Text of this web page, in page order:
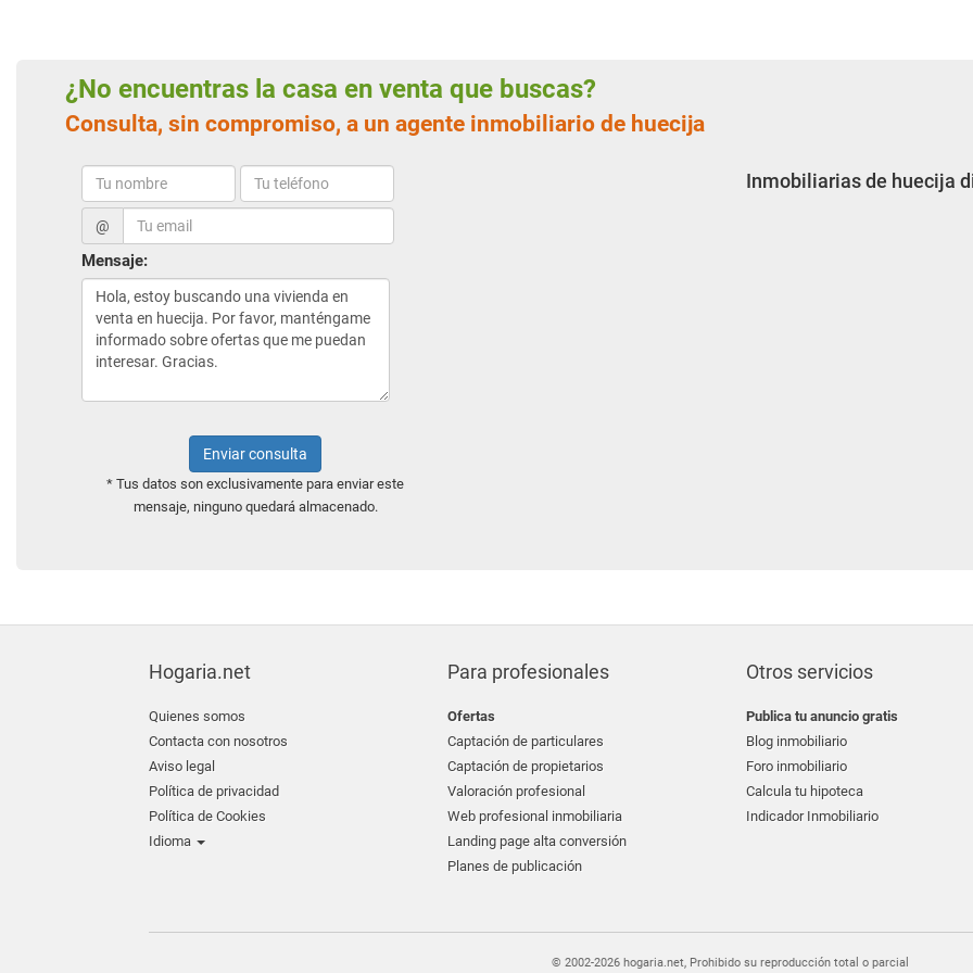
¿No encuentras la casa en venta que buscas?
Consulta, sin compromiso, a un agente inmobiliario de huecija
@
Mensaje:
Enviar consulta
* Tus datos son exclusivamente para enviar este
mensaje, ninguno quedará almacenado.
Inmobiliarias de huecija
Hogaria.net
Quienes somos
Contacta con nosotros
Aviso legal
Política de privacidad
Política de Cookies
Idioma
Para profesionales
Ofertas
Captación de particulares
Captación de propietarios
Valoración profesional
Web profesional inmobiliaria
Landing page alta conversión
Planes de publicación
Otros servicios
Publica tu anuncio gratis
Blog inmobiliario
Foro inmobiliario
Calcula tu hipoteca
Indicador Inmobiliario
© 2002-2026 hogaria.net, Prohibido su reproducción total o parcial